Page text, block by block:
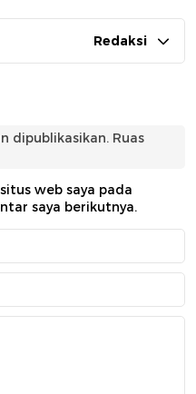
Redaksi
dipublikasikan. Ruas
web saya pada
saya berikutnya.